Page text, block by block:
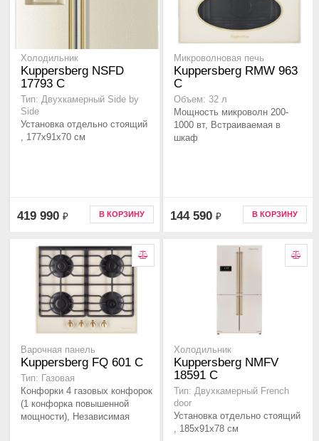
Холодильник
Kuppersberg NSFD
17793 C
Тип: Двухкамерный Side by
Side
Установка отдельно стоящий
, 177х91х70 см
419 990 ₽ В КОРЗИНУ
Микроволновая печь
Kuppersberg RMW 963
C
Объем: 32 л
Мощность микроволн 200-
1000 вт, Встраиваемая в
шкаф
144 590 ₽ В КОРЗИНУ
Варочная панель
Kuppersberg FQ 601 C
Тип: Газовая
Конфорки 4 газовых конфорок
(1 конфорка повышенной
мощности), Независимая
Холодильник
Kuppersberg NMFV
18591 C
Тип: Двухкамерный French
door
Установка отдельно стоящий
, 185х91х78 см